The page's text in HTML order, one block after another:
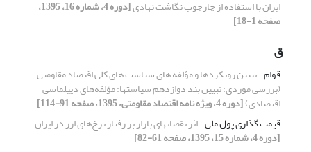
ایران با استفاده از چارچوب نگاشت نهادی [دوره 4، شماره 16، 1395،
صفحه 1-18]
ق
قوام تبیین رویکردها و مؤلفه‏ های سیاست های کلی‏ اقتصاد مقاومتی
(بررسی موردی: تبیین بند دوازدهم سیاست‏ها: مؤلفه‌های دیپلماسی
اقتصادی)[دوره 4، ویژه نامه اقتصاد مقاومتی، 1395، صفحه 91-114]
قیمت گذاری پول ملی اثر نقصانهای بازار بر رفتار نرخ‌های ارز در ایران
[دوره 4، شماره 15، 1395، صفحه 61-82]